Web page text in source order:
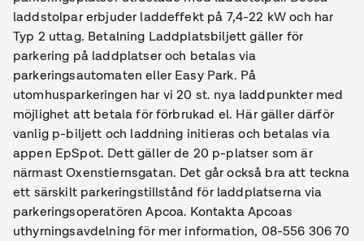
laddstolpar erbjuder laddeffekt på 7,4-22 kW och har
Typ 2 uttag. Betalning Laddplatsbiljett gäller för
parkering på laddplatser och betalas via
parkeringsautomaten eller Easy Park. På
utomhusparkeringen har vi 20 st. nya laddpunkter med
möjlighet att betala för förbrukad el. Här gäller därför
vanlig p-biljett och laddning initieras och betalas via
appen EpSpot. Dett gäller de 20 p-platser som är
närmast Oxenstiernsgatan. Det går också bra att teckna
ett särskilt parkeringstillstånd för laddplatserna via
parkeringsoperatören Apcoa. Kontakta Apcoas
uthyrningsavdelning för mer information, 08-556 306 70